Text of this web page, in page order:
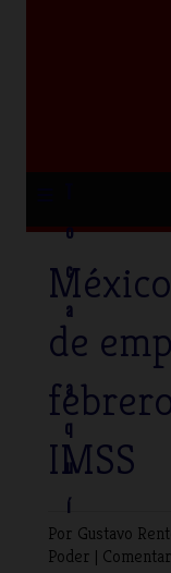
o
c
a
a
q
u
í
de
IMSS
Por Gustavo
Poder |